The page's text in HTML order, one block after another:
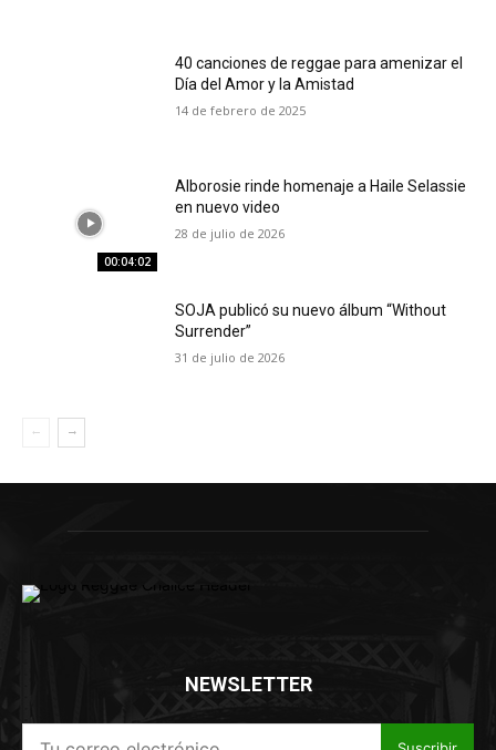
40 canciones de reggae para amenizar el
Día del Amor y la Amistad
14 de febrero de 2025
00:04:02
Alborosie rinde homenaje a Haile Selassie
en nuevo video
28 de julio de 2026
SOJA publicó su nuevo álbum “Without
Surrender”
31 de julio de 2026
NEWSLETTER